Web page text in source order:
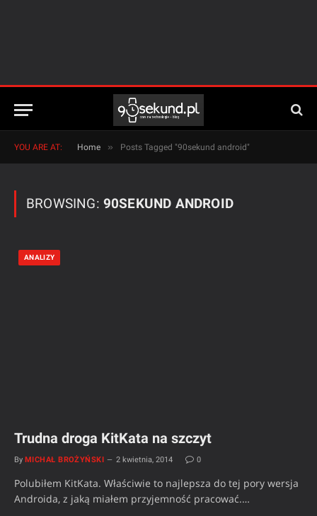
YOU ARE AT: Home » Posts Tagged "90sekund android"
BROWSING: 90SEKUND ANDROID
ANALIZY
Trudna droga KitKata na szczyt
By MICHAŁ BROŻYŃSKI 2 kwietnia, 2014 0
Polubiłem KitKata. Właściwie to najlepsza do tej pory wersja
Androida, z jaką miałem przyjemność pracować.…